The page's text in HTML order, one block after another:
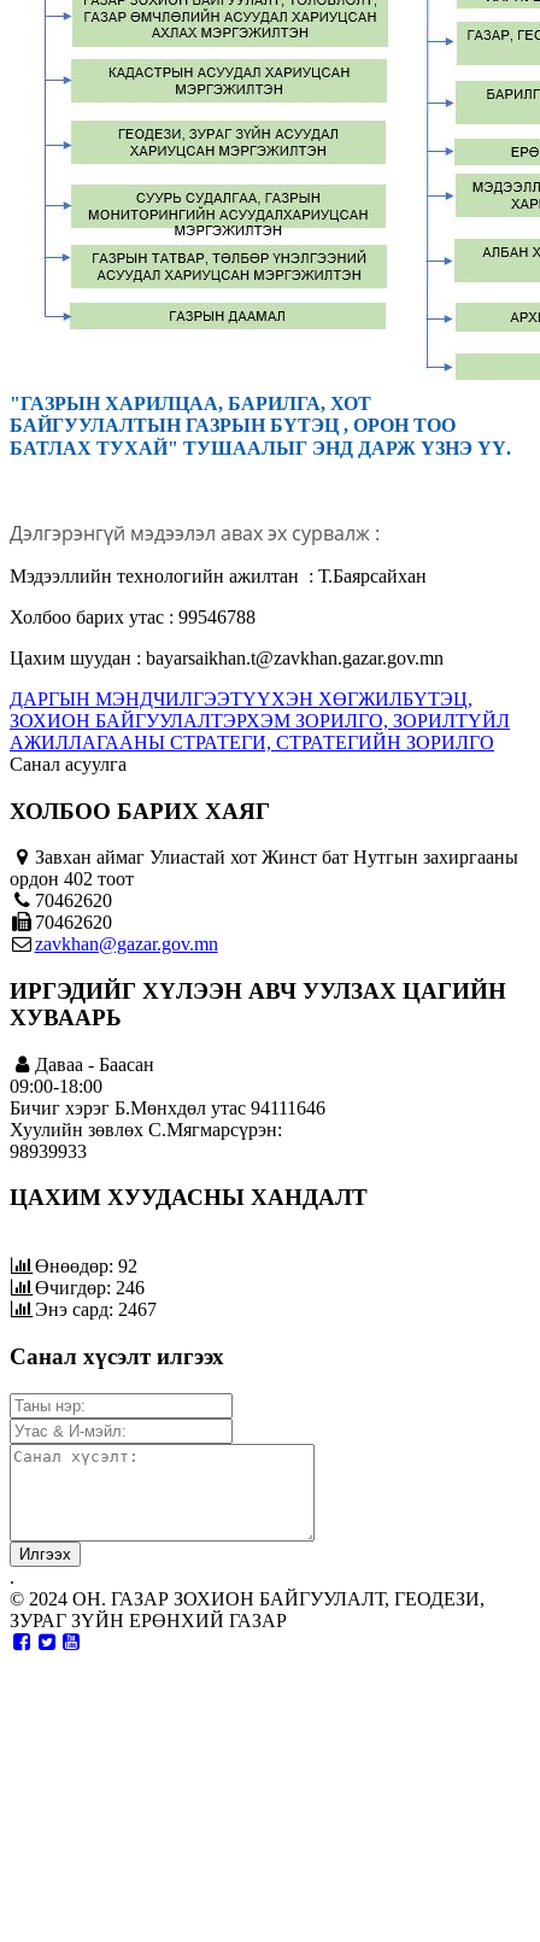
"ГАЗРЫН ХАРИЛЦАА, БАРИЛГА, ХОТ
БАЙГУУЛАЛТЫН ГАЗРЫН БҮТЭЦ , ОРОН ТОО
БАТЛАХ ТУХАЙ" ТУШААЛЫГ ЭНД ДАРЖ ҮЗНЭ ҮҮ.
Дэлгэрэнгүй мэдээлэл авах эх сурвалж :
Мэдээллийн технологийн ажилтан : Т.Баярсайхан
Холбоо барих утас : 99546788
Цахим шуудан : bayarsaikhan.t@zavkhan.gazar.gov.mn
ДАРГЫН МЭНДЧИЛГЭЭТҮҮХЭН ХӨГЖИЛБҮТЭЦ,
ЗОХИОН БАЙГУУЛАЛТЭРХЭМ ЗОРИЛГО, ЗОРИЛТҮЙЛ
АЖИЛЛАГААНЫ СТРАТЕГИ, СТРАТЕГИЙН ЗОРИЛГО
Санал асуулга
ХОЛБОО БАРИХ ХАЯГ
Завхан аймаг Улиастай хот Жинст бат Нутгын захиргааны
ордон 402 тоот
70462620
70462620
zavkhan@gazar.gov.mn
ИРГЭДИЙГ ХҮЛЭЭН АВЧ УУЛЗАХ ЦАГИЙН
ХУВААРЬ
Даваа - Баасан
09:00-18:00
Бичиг хэрэг Б.Мөнхдөл утас 94111646
Хуулийн зөвлөх С.Мягмарсүрэн:
98939933
ЦАХИМ ХУУДАСНЫ ХАНДАЛТ
Өнөөдөр: 92
Өчигдөр: 246
Энэ сард: 2467
Санал хүсэлт илгээх
.
© 2024 ОН. ГАЗАР ЗОХИОН БАЙГУУЛАЛТ, ГЕОДЕЗИ,
ЗУРАГ ЗҮЙН ЕРӨНХИЙ ГАЗАР